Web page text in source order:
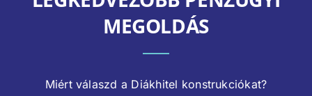
MEGOLDÁS
Miért válaszd a Diákhitel konstrukciókat?